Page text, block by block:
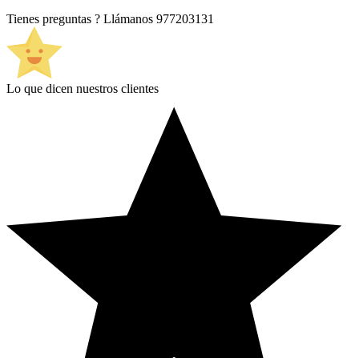
Tienes preguntas ? Llámanos 977203131
Lo que dicen nuestros clientes